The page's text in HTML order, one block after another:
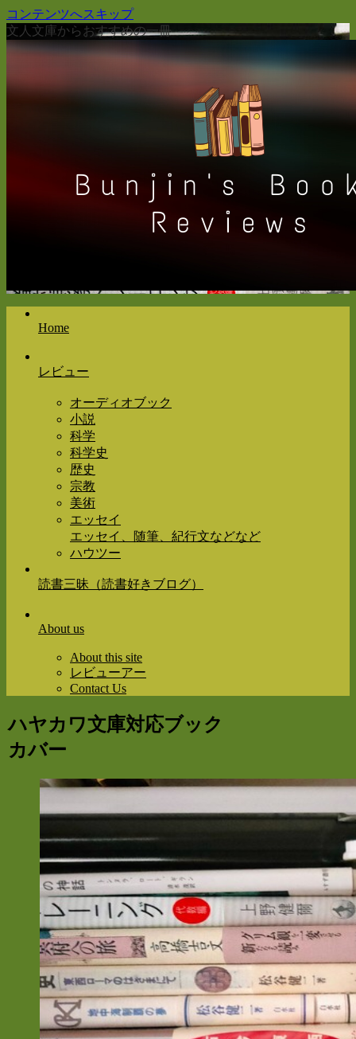
コンテンツへスキップ
文人文庫からおすすめの一冊
Home
レビュー
オーディオブック
小説
科学
科学史
歴史
宗教
美術
エッセイ
エッセイ、随筆、紀行文などなど
ハウツー
読書三昧（読書好きブログ）
About us
About this site
レビューアー
Contact Us
ハヤカワ文庫対応ブック
カバー